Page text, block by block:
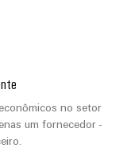
no setor
um fornecedor -